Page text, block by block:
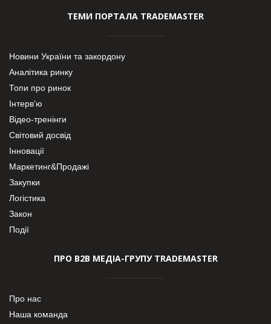
ТЕМИ ПОРТАЛА TRADEMASTER
Новини України та закордону
Аналітика ринку
Топи про ринок
Інтерв’ю
Відео-тренінги
Світовий досвід
Інновації
Маркетинг&Продажі
Закупки
Логістика
Закон
Події
ПРО В2В МЕДІА-ГРУПУ TRADEMASTER
Про нас
Наша команда